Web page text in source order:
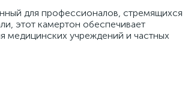
для профессионалов, стремящихся
этот камертон обеспечивает
медицинских учреждений и частных